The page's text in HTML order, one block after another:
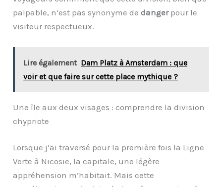
palpable, n’est pas synonyme dedangerpour le
visiteur respectueux.
Lire également Dam Platz à Amsterdam : que
voir et que faire sur cette place mythique ?
Une île aux deux visages : comprendre la division
chypriote
Lorsque j’ai traversé pour la première fois la Ligne
Verte à Nicosie, la capitale, une légère
appréhension m’habitait. Mais cette